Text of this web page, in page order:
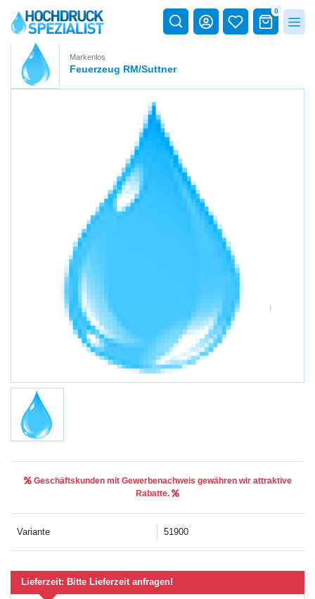
0
Markenlos
Feuerzeug RM/Suttner
Geschäftskunden mit Gewerbenachweis gewähren wir attraktive
Rabatte.
Variante 51900
Lieferzeit: Bitte Lieferzeit anfragen!